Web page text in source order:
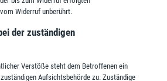
Widerruf unberührt.
der zuständigen
Verstöße steht dem Betroffenen ein
Aufsichtsbehörde zu. Zuständige